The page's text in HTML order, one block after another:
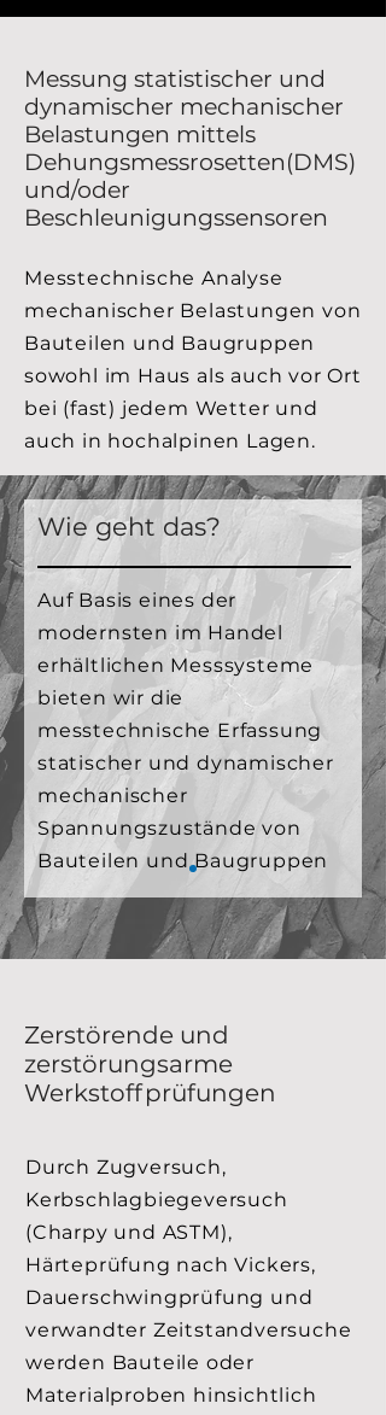
Messung statistischer und
dynamischer mechanischer
Belastungen mittels
Dehungsmessrosetten(DMS)
und/oder
Beschleunigungssensoren
Messtechnische Analyse
mechanischer Belastungen von
Bauteilen und Baugruppen
sowohl im Haus als auch vor Ort
bei (fast) jedem Wetter und
auch in hochalpinen Lagen.
Wie geht das?
Auf Basis eines der
modernsten im Handel
erhältlichen Messsysteme
bieten wir die
messtechnische Erfassung
statischer und dynamischer
mechanischer
Spannungszustände von
Bauteilen und Baugruppen
Zerstörende und
zerstörungsarme
Werkstoffprüfungen
Durch Zugversuch,
Kerbschlagbiegeversuch
(Charpy und ASTM),
Härteprüfung nach Vickers,
Dauerschwingprüfung und
verwandter Zeitstandversuche
werden Bauteile oder
Materialproben hinsichtlich